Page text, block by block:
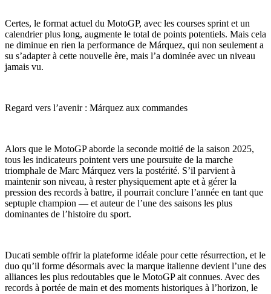
Certes, le format actuel du MotoGP, avec les courses sprint et un
calendrier plus long, augmente le total de points potentiels. Mais cela
ne diminue en rien la performance de Márquez, qui non seulement a
su s’adapter à cette nouvelle ère, mais l’a dominée avec un niveau
jamais vu.
Regard vers l’avenir : Márquez aux commandes
Alors que le MotoGP aborde la seconde moitié de la saison 2025,
tous les indicateurs pointent vers une poursuite de la marche
triomphale de Marc Márquez vers la postérité. S’il parvient à
maintenir son niveau, à rester physiquement apte et à gérer la
pression des records à battre, il pourrait conclure l’année en tant que
septuple champion — et auteur de l’une des saisons les plus
dominantes de l’histoire du sport.
Ducati semble offrir la plateforme idéale pour cette résurrection, et le
duo qu’il forme désormais avec la marque italienne devient l’une des
alliances les plus redoutables que le MotoGP ait connues. Avec des
records à portée de main et des moments historiques à l’horizon, le